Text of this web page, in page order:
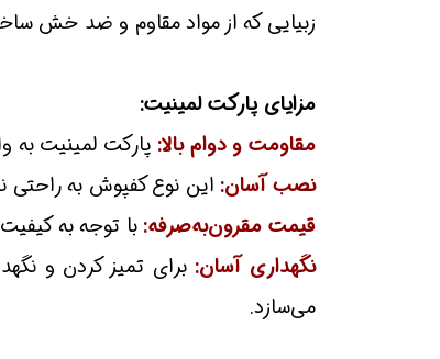
زبیایی که از مواد مقاوم و ضد خش
مزایای پارکت لمینیت:
مقاومت و دوام بالا: پارکت لمینیت به
نصب آسان: این نوع کفپوش به
قیمت مقرون‌به‌صرفه:با توجه به
نگهداری آسان: برای تمیز کردن و
می‌سازد.